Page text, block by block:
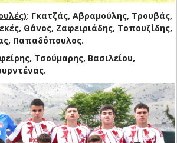
: Γκατζάς, Αβραμούλης, Τρουβάς,
Θάνος, Ζαφειριάδης, Τοπουζίδης,
Παπαδόπουλος.
Τσούμαρης, Βασιλείου,